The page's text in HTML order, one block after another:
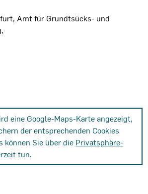
Amt für Grundtsücks- und
eine Google-Maps-Karte angezeigt,
der entsprechenden Cookies
können Sie über die Privatsphäre-
tun.